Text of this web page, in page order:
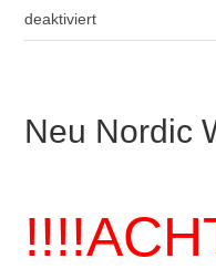
deaktiviertfür
Start
//
Neu Nordic